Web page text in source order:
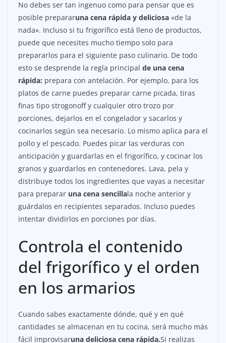
No debes ser tan ingenuo como para pensar que es
posible prepararuna cena rápida y deliciosa «de la
nada». Incluso si tu frigorífico está lleno de productos,
puede que necesites mucho tiempo solo para
prepararlos para el siguiente paso culinario. De todo
esto se desprende la regla principal de una cena
rápida: prepara con antelación. Por ejemplo, para los
platos de carne puedes preparar carne picada, tiras
finas tipo strogonoff y cualquier otro trozo por
porciones, dejarlos en el congelador y sacarlos y
cocinarlos según sea necesario. Lo mismo aplica para el
pollo y el pescado. Puedes picar las verduras con
anticipación y guardarlas en el frigorífico, y cocinar los
granos y guardarlos en contenedores. Lava, pela y
distribuye todos los ingredientes que vayas a necesitar
para preparar una cena sencillala noche anterior y
guárdalos en recipientes separados. Incluso puedes
intentar dividirlos en porciones por días.
Controla el contenido
del frigorífico y el orden
en los armarios
Cuando sabes exactamente dónde, qué y en qué
cantidades se almacenan en tu cocina, será mucho más
fácil improvisaruna deliciosa cena rápida.Si realizas